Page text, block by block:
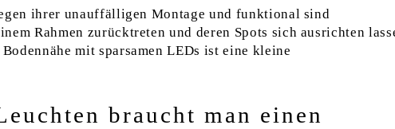
ihrer unauffälligen Montage und funktional sind
Rahmen zurücktreten und deren Spots sich ausrichten
mit sparsamen LEDs ist eine kleine
braucht man einen